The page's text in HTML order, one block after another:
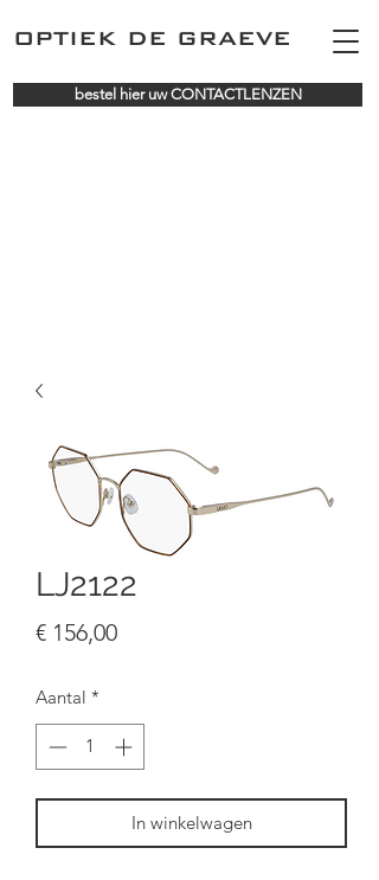
OPTIEK DE GRAEVE
bestel hier uw CONTACTLENZEN
LJ2122
€ 156,00Prijs
Aantal *
In winkelwagen